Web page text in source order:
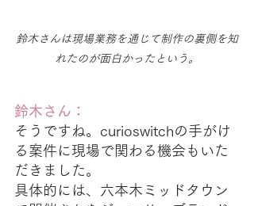
鈴木さんは現場業務を通じて制作の裏側を知
れたのが面白かったという。
鈴木さん：
そうですね。curioswitchの手がけ
る案件に現場で関わる機会もいた
だきました。
具体的には、六本木ミッドタウン